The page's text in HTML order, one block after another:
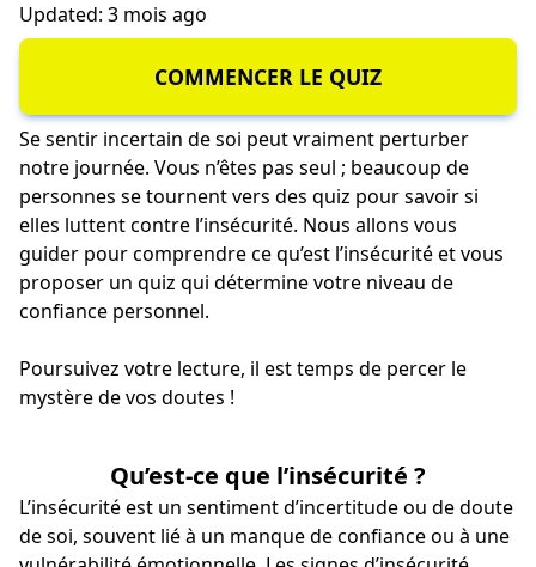
Updated: 3 mois ago
COMMENCER LE QUIZ
Se sentir incertain de soi peut vraiment perturber
notre journée. Vous n’êtes pas seul ; beaucoup de
personnes se tournent vers des quiz pour savoir si
elles luttent contre l’insécurité. Nous allons vous
guider pour comprendre ce qu’est l’insécurité et vous
proposer un quiz qui détermine votre niveau de
confiance personnel.
Poursuivez votre lecture, il est temps de percer le
mystère de vos doutes !
Qu’est-ce que l’insécurité ?
L’insécurité est un sentiment d’incertitude ou de doute
de soi, souvent lié à un manque de confiance ou à une